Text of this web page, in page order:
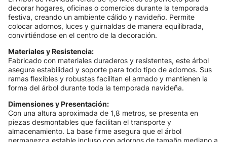
decorar hogares, oficinas o comercios durante la temporada
festiva, creando un ambiente cálido y navideño. Permite
colocar adornos, luces y guirnaldas de manera equilibrada,
convirtiéndose en el centro de la decoración.
Materiales y Resistencia:
Fabricado con materiales duraderos y resistentes, este árbol
asegura estabilidad y soporte para todo tipo de adornos. Sus
ramas flexibles y robustas facilitan el armado y mantienen la
forma del árbol durante toda la temporada navideña.
Dimensiones y Presentación:
Con una altura aproximada de 1,8 metros, se presenta en
piezas desmontables que facilitan el transporte y
almacenamiento. La base firme asegura que el árbol
permanezca estable incluso con adornos de tamaño mediano a